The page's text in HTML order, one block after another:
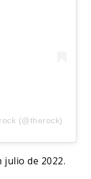
(@therock)
julio de 2022.